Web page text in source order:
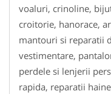
voaluri, crinoline,
croitorie, hanorace,
mantouri si reparatii
vestimentare,
perdele si lenjerii
rapida, reparatii